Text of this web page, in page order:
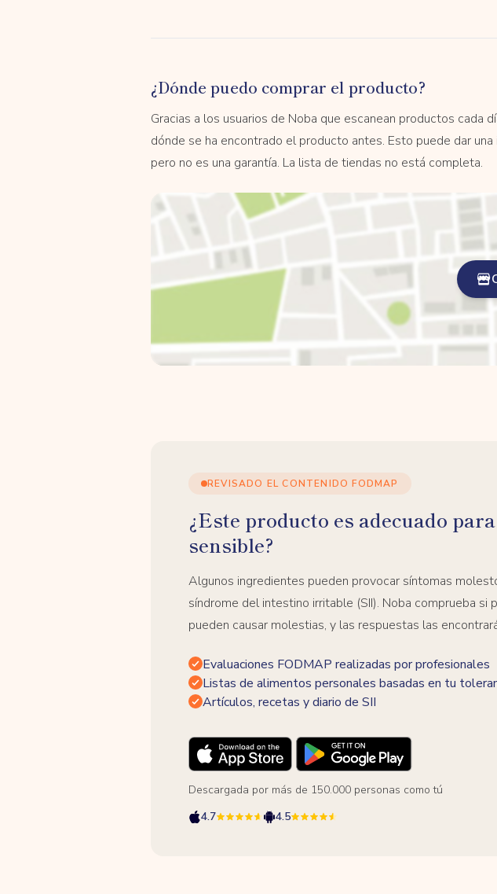
¿Dónde puedo comprar el producto?
Gracias a los usuarios de Noba que escanean productos cada
dónde se ha encontrado el producto antes. Esto puede dar
pero no es una garantía. La lista de tiendas no está completa.
REVISADO EL CONTENIDO FODMAP
¿Este producto es adecuado
sensible?
Algunos ingredientes pueden provocar síntomas
síndrome del intestino irritable (SII). Noba comprueba si
pueden causar molestias, y las respuestas las
Evaluaciones FODMAP realizadas por profesionales
Listas de alimentos personales basadas en tu
Artículos, recetas y diario de SII
Descargada por más de 150.000 personas como tú
4.7
4.5